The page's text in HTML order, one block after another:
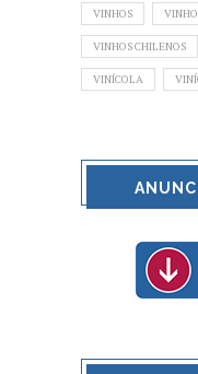
VINHOS
VINHOS CHILENOS
VINÍCOLA